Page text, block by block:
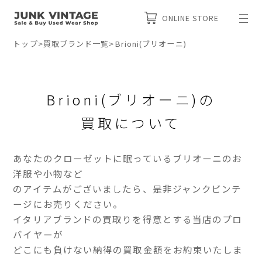
ONLINE STORE
トップ>買取ブランド一覧>Brioni(ブリオーニ)
Brioni(ブリオーニ)の
買取について
あなたのクローゼットに眠っているブリオーニのお
洋服や小物など
のアイテムがございましたら、是非ジャンクビンテ
ージにお売りください。
イタリアブランドの買取りを得意とする当店のプロ
バイヤーが
どこにも負けない納得の買取金額をお約束いたしま